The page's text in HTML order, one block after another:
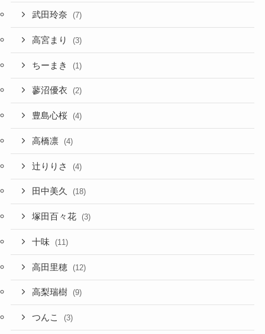
武田玲奈 (7)
高宮まり (3)
ちーまき (1)
蓼沼優衣 (2)
豊島心桜 (4)
高橋凛 (4)
辻りりさ (4)
田中美久 (18)
塚田百々花 (3)
十味 (11)
高田里穂 (12)
高梨瑞樹 (9)
つんこ (3)